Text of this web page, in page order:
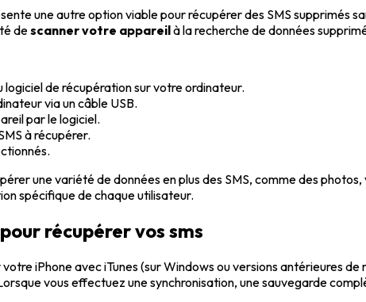
une autre option viable pour récupérer des SMS supprimés
descanner votre appareilà la recherche de données
de récupération sur votre ordinateur.
via un câble USB.
par le logiciel.
à récupérer.
une variété de données en plus des SMS, comme des
spécifique de chaque utilisateur.
récupérer vos sms
iPhone avec iTunes (sur Windows ou versions antérieures
vous effectuez une synchronisation, une sauvegarde